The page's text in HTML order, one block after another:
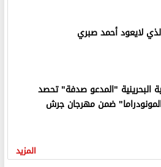
لايعود أحمد صبري
البحرينية "المدعو صدفة" تحصد
ضمن مهرجان جرش
المزيد